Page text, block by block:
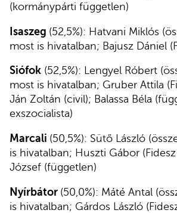
(kormánypárti független)
Isaszeg (52,5%): Hatvani Miklós
most is hivatalban; Bajusz Dániel
Siófok (52,5%): Lengyel Róbert
most is hivatalban; Gruber Attila
Ján Zoltán (civil); Balassa Béla
exszocialista)
Marcali (50,5%): Sütő László
is hivatalban; Huszti Gábor
József (független)
Nyírbátor (50,0%): Máté Antal
is hivatalban; Gárdos László